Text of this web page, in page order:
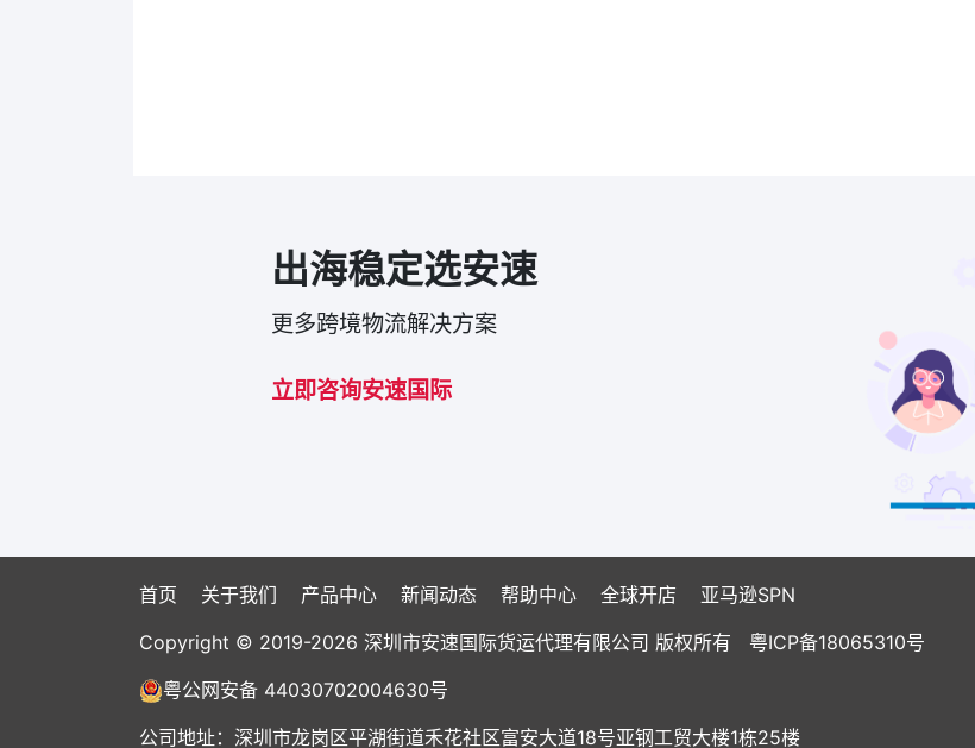
出海稳定选安速
更多跨境物流解决方案
立即咨询安速国际
首页 关于我们 产品中心 新闻动态 帮助中心 全球开店
亚马逊SPN
Copyright © 2019-2026 深圳市安速国际货运代理有限公司 版权所有 粤ICP备18065310号
粤公网安备 44030702004630号
公司地址：深圳市龙岗区平湖街道禾花社区富安大道18号亚钢工贸大楼1栋25楼